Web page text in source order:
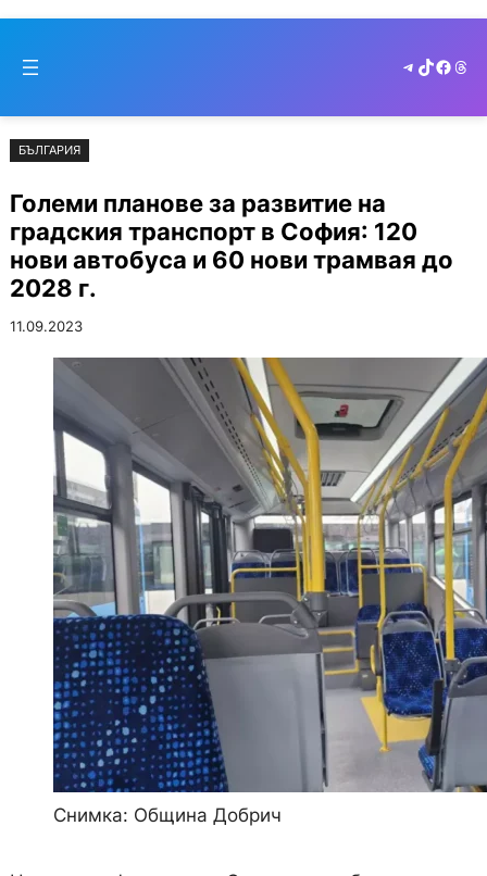
съдържанието
to
Telegram
TikTok
БЪЛГАРИЯ
Големи планове за развитие на
градския транспорт в София: 120
нови автобуса и 60 нови трамвая до
2028 г.
11.09.2023
Снимка: Община Добрич